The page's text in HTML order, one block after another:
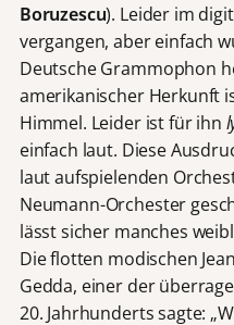
Boruzescu). Leider im
vergangen, aber einfach
Deutsche Grammophon
amerikanischer Herkunft
Himmel. Leider ist für ihn
einfach laut. Diese
laut aufspielenden
Neumann-Orchester
lässt sicher manches
Die flotten modischen
Gedda, einer der
20. Jahrhunderts sagte: